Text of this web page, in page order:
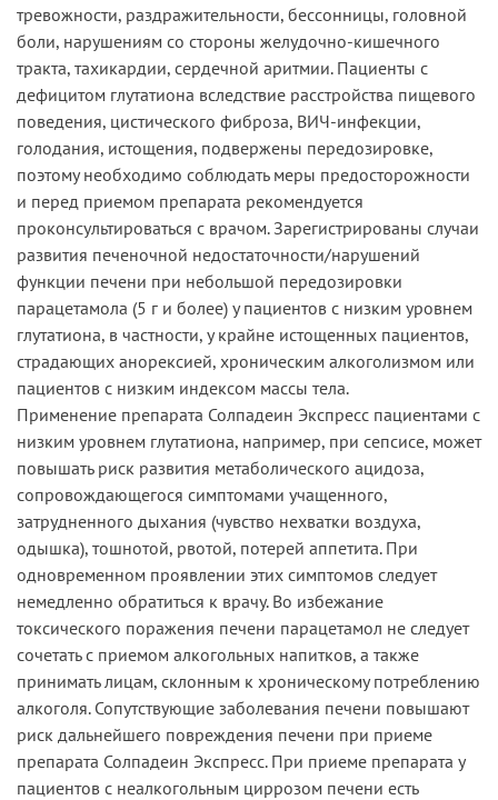
тревожности, раздражительности, бессонницы, головной
боли, нарушениям со стороны желудочно-кишечного
тракта, тахикардии, сердечной аритмии. Пациенты с
дефицитом глутатиона вследствие расстройства пищевого
поведения, цистического фиброза, ВИЧ-инфекции,
голодания, истощения, подвержены передозировке,
поэтому необходимо соблюдать меры предосторожности
и перед приемом препарата рекомендуется
проконсультироваться с врачом. Зарегистрированы случаи
развития печеночной недостаточности/нарушений
функции печени при небольшой передозировки
парацетамола (5 г и более) у пациентов с низким уровнем
глутатиона, в частности, у крайне истощенных пациентов,
страдающих анорексией, хроническим алкоголизмом или
пациентов с низким индексом массы тела.
Применение препарата Солпадеин Экспресс пациентами с
низким уровнем глутатиона, например, при сепсисе, может
повышать риск развития метаболического ацидоза,
сопровождающегося симптомами учащенного,
затрудненного дыхания (чувство нехватки воздуха,
одышка), тошнотой, рвотой, потерей аппетита. При
одновременном проявлении этих симптомов следует
немедленно обратиться к врачу. Во избежание
токсического поражения печени парацетамол не следует
сочетать с приемом алкогольных напитков, а также
принимать лицам, склонным к хроническому потреблению
алкоголя. Сопутствующие заболевания печени повышают
риск дальнейшего повреждения печени при приеме
препарата Солпадеин Экспресс. При приеме препарата у
пациентов с неалкогольным циррозом печени есть